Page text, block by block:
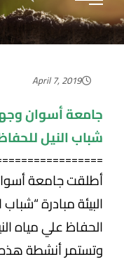
April 7, 2019
جامعة أسوان
شباب النيل
أطلقت جامعة
البيئة مبادرة
الحفاظ علي مياه
وتستمرأنشطة هذه